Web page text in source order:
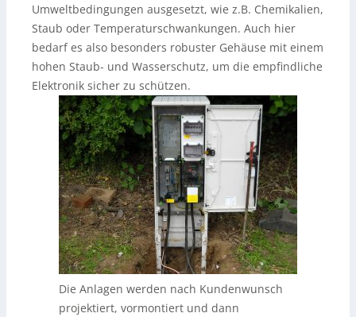
Umweltbedingungen ausgesetzt, wie z.B. Chemikalien,
Staub oder Temperaturschwankungen. Auch hier
bedarf es also besonders robuster Gehäuse mit einem
hohen Staub- und Wasserschutz, um die empfindliche
Elektronik sicher zu schützen.
Die Anlagen werden nach Kundenwunsch
projektiert, vormontiert und dann